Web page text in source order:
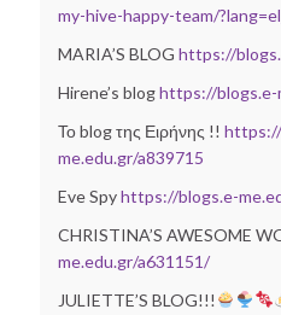
my-hive-happy-team/
MARIA’S BLOG https://
Hirene’s bloghttps://blogs.e-
Το blog της Ειρήνης !!
me.edu.gr/a839715
Eve Spyhttps://blogs.e-
CHRISTINA’S AWESOME
me.edu.gr/a631151/
JULIETTE’S BLOG!!!